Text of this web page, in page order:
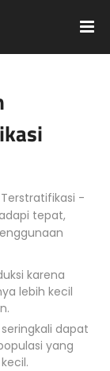
-
tepat,
karena
lebih kecil
dapat
yang